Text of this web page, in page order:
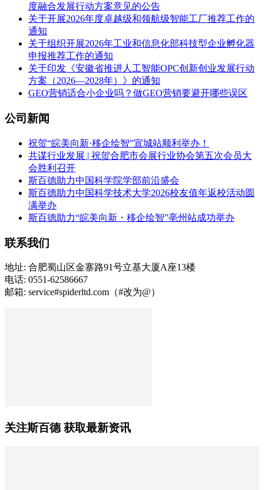
度融合发展行动方案意见的公告
关于开展2026年度卓越级和领航级智能工厂推荐工作的
通知
关于组织开展2026年工业和信息化部科技型企业孵化器
申报推荐工作的通知
关于印发《安徽省推进人工智能OPC创新创业发展行动
方案（2026—2028年）》的通知
GEO营销适合小企业吗？做GEO营销要避开哪些误区
公司新闻
祝贺“皖美向新·移企绘智”宣城站顺利举办！
共谋行业发展 | 祝贺合肥市会展行业协会第五次会员大
会胜利召开
斯百德助力中国科学院学部前沿盛会
斯百德助力中国科学技术大学2026校友值年返校活动圆
满举办
斯百德助力“皖美向新・移企绘智”亳州站成功举办
联系我们
地址: 合肥蜀山区金寨路91号立基大厦A座13楼
电话: 0551-62586667
邮箱: service#spiderltd.com（#改为@）
关注斯百德 获取最新资讯